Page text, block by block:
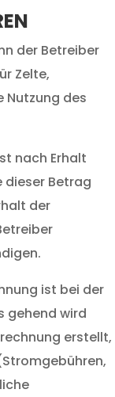
der Betreiber
Zelte,
Nutzung des
nach Erhalt
dieser Betrag
der
ist bei der
gehend wird
erstellt,